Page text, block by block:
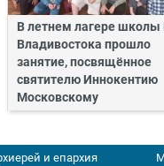
В летнем лагере
Владивостока прошло
занятие, посвящённое
святителю Иннокентию
Московскому
и епархия